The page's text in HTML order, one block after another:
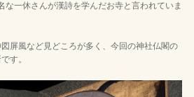
な一休さんが漢詩を学んだお寺と言われていま
屏風など見どころが多く、今回の神社仏閣の
す。